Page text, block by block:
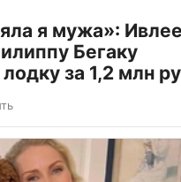
я мужа»:
Бегаку
за 1,2 млн